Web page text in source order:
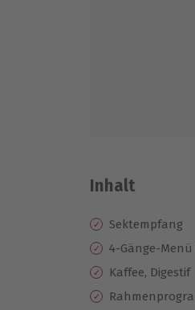
Inhalt
Sektempfang
4-Gänge-Menü
Kaffee, Digestif